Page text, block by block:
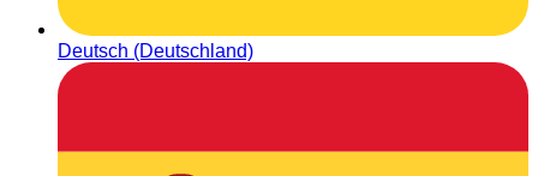
Deutsch (Deutschland)